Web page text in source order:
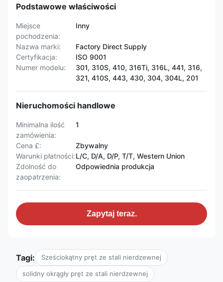
Podstawowe właściwości
Miejsce
pochodzenia:
Inny
Nazwa marki:
Factory Direct Supply
Certyfikacja:
ISO 9001
Numer modelu:
301, 310S, 410, 316Ti, 316L, 441, 316,
321, 410S, 443, 430, 304, 304L, 201
Nieruchomości handlowe
Minimalna ilość
zamówienia:
1
Cena £:
Zbywalny
Warunki płatności:L/C, D/A, D/P, T/T, Western Union
Zdolność do
zaopatrzenia:
Odpowiednia produkcja
Zapytaj teraz.
Tagi: Sześciokątny pręt ze stali nierdzewnej
solidny okrągły pręt ze stali nierdzewnej